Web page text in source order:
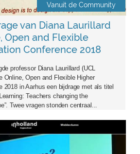
Vanuit de Community
van Diana Laurillard
Open and Flexible
Conference 2018
professor Diana Laurillard (UCL
Online, Open and Flexible Higher
2018 in Aarhus een bijdrage met als titel
Teachers changing the
Twee vragen stonden centraal...